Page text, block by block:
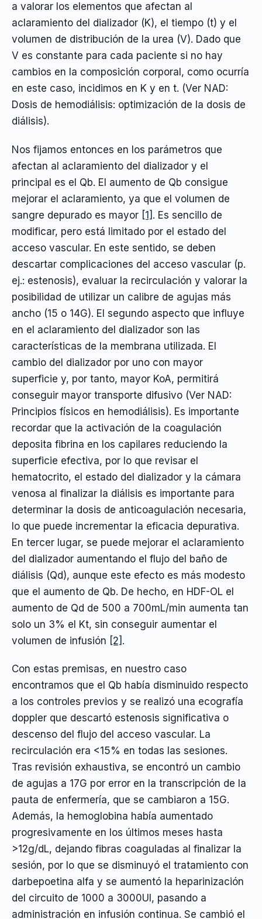
a valorar los elementos que afectan al
aclaramiento del dializador (K), el tiempo (t) y el
volumen de distribución de la urea (V). Dado que
V es constante para cada paciente si no hay
cambios en la composición corporal, como ocurría
en este caso, incidimos en K y en t. (Ver NAD:
Dosis de hemodiálisis: optimización de la dosis de
diálisis).
Nos fijamos entonces en los parámetros que
afectan al aclaramiento del dializador y el
principal es el Qb. El aumento de Qb consigue
mejorar el aclaramiento, ya que el volumen de
sangre depurado es mayor [1] . Es sencillo de
modificar, pero está limitado por el estado del
acceso vascular. En este sentido, se deben
descartar complicaciones del acceso vascular (p.
ej.: estenosis), evaluar la recirculación y valorar la
posibilidad de utilizar un calibre de agujas más
ancho (15 o 14G). El segundo aspecto que influye
en el aclaramiento del dializador son las
características de la membrana utilizada. El
cambio del dializador por uno con mayor
superficie y, por tanto, mayor KoA, permitirá
conseguir mayor transporte difusivo (Ver NAD:
Principios físicos en hemodiálisis). Es importante
recordar que la activación de la coagulación
deposita fibrina en los capilares reduciendo la
superficie efectiva, por lo que revisar el
hematocrito, el estado del dializador y la cámara
venosa al finalizar la diálisis es importante para
determinar la dosis de anticoagulación necesaria,
lo que puede incrementar la eficacia depurativa.
En tercer lugar, se puede mejorar el aclaramiento
del dializador aumentando el flujo del baño de
diálisis (Qd), aunque este efecto es más modesto
que el aumento de Qb. De hecho, en HDF-OL el
aumento de Qd de 500 a 700mL/min aumenta tan
solo un 3% el Kt, sin conseguir aumentar el
volumen de infusión [2] .
Con estas premisas, en nuestro caso
encontramos que el Qb había disminuido respecto
a los controles previos y se realizó una ecografía
doppler que descartó estenosis significativa o
descenso del flujo del acceso vascular. La
recirculación era <15% en todas las sesiones.
Tras revisión exhaustiva, se encontró un cambio
de agujas a 17G por error en la transcripción de la
pauta de enfermería, que se cambiaron a 15G.
Además, la hemoglobina había aumentado
progresivamente en los últimos meses hasta
>12g/dL, dejando fibras coaguladas al finalizar la
sesión, por lo que se disminuyó el tratamiento con
darbepoetina alfa y se aumentó la heparinización
del circuito de 1000 a 3000UI, pasando a
administración en infusión continua. Se cambió el